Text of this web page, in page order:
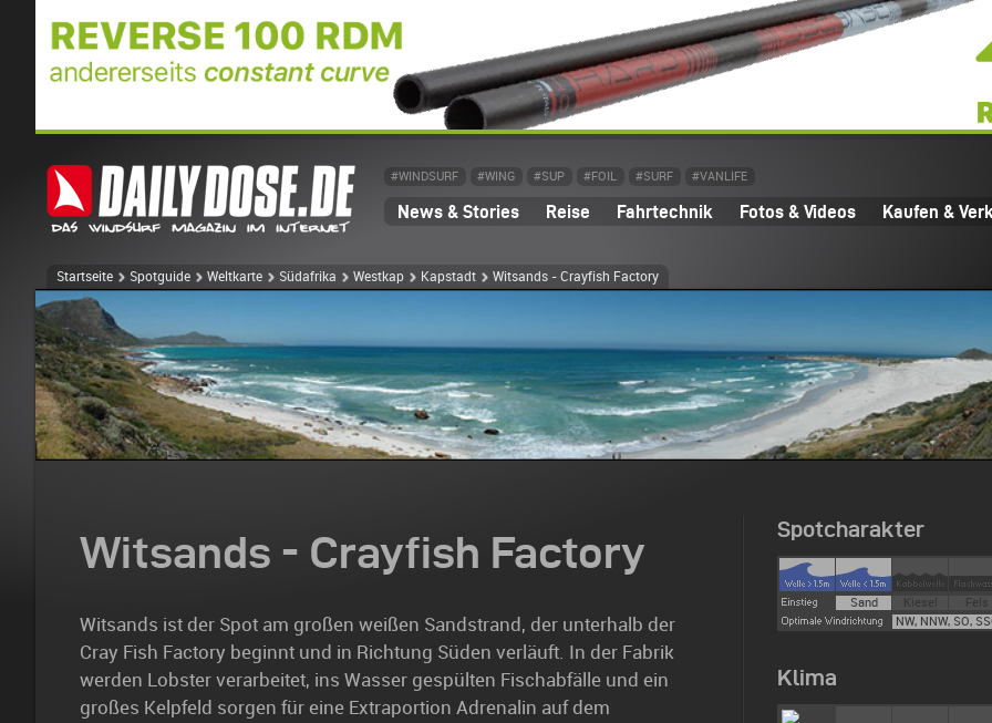
#WINDSURF #WING #SUP #FOIL #SURF #VANLIFE
News & Stories Reise Fahrtechnik Fotos & Videos Kaufen &
Startseite Spotguide Weltkarte Südafrika Westkap Kapstadt Witsands - Crayfish Factory
Witsands - Crayfish Factory
Witsands ist der Spot am großen weißen Sandstrand, der unterhalb der
Cray Fish Factory beginnt und in Richtung Süden verläuft. In der Fabrik
werden Lobster verarbeitet, ins Wasser gespülten Fischabfälle und ein
großes Kelpfeld sorgen für eine Extraportion Adrenalin auf dem
Spotcharakter
Sand Kiesel
Fels
NW, NNW, SO,
Klima